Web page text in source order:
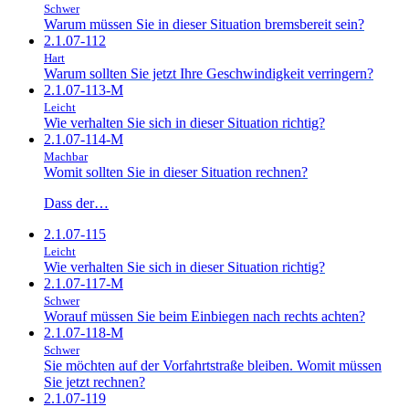
Schwer
Warum müssen Sie in dieser Situation bremsbereit sein?
2.1.07-112
Hart
Warum sollten Sie jetzt Ihre Geschwindigkeit verringern?
2.1.07-113-M
Leicht
Wie verhalten Sie sich in dieser Situation richtig?
2.1.07-114-M
Machbar
Womit sollten Sie in dieser Situation rechnen?
Dass der…
2.1.07-115
Leicht
Wie verhalten Sie sich in dieser Situation richtig?
2.1.07-117-M
Schwer
Worauf müssen Sie beim Einbiegen nach rechts achten?
2.1.07-118-M
Schwer
Sie möchten auf der Vorfahrtstraße bleiben. Womit müssen
Sie jetzt rechnen?
2.1.07-119